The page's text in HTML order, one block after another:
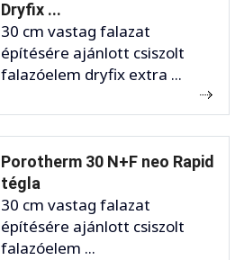
Dryfix ...
30 cm vastag falazat
építésére ajánlott csiszolt
falazóelem dryfix extra ...
Porotherm 30 N+F neo Rapid
tégla
30 cm vastag falazat
építésére ajánlott csiszolt
falazóelem ...